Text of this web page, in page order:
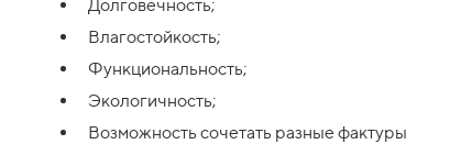
Долговечность;
Влагостойкость;
Функциональность;
Экологичность;
Возможность сочетать разные фактуры